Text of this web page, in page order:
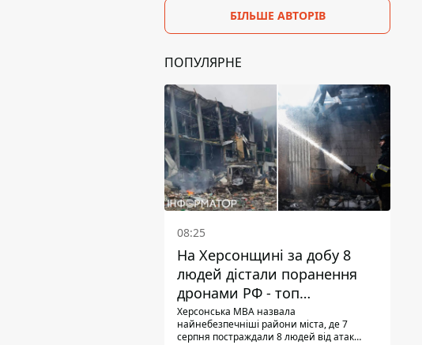
БІЛЬШЕ АВТОРІВ
ПОПУЛЯРНЕ
08:25
На Херсонщині за добу 8
людей дістали поранення
дронами РФ - топ
небезпечних районів
Херсонська МВА назвала
найнебезпечніші райони міста, де 7
серпня постраждали 8 людей від атак